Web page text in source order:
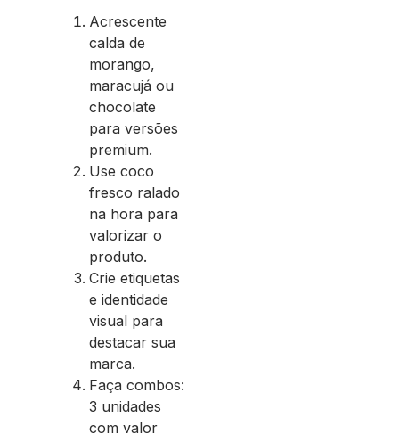
Acrescente
calda de
morango,
maracujá ou
chocolate
para versões
premium.
Use coco
fresco ralado
na hora para
valorizar o
produto.
Crie etiquetas
e identidade
visual para
destacar sua
marca.
Faça combos:
3 unidades
com valor